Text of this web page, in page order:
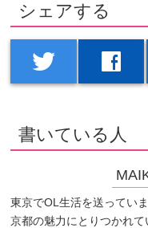
シェアする
twitter facebook
書いている人
東京でOL生活を送ってい
京都の魅力にとりつかれ